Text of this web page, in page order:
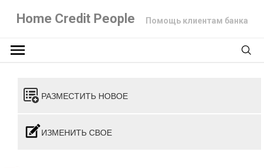
Home Credit People Помощь клиентам банка
РАЗМЕСТИТЬ НОВОЕ
ИЗМЕНИТЬ СВОЕ